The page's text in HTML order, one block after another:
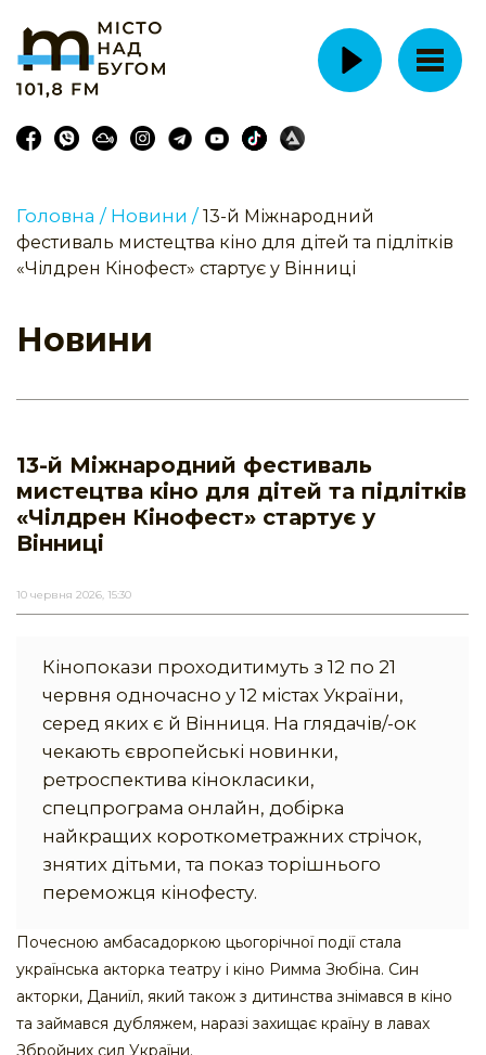
Головна / Новини / 13-й Міжнародний
фестиваль мистецтва кіно для дітей та підлітків
«Чілдрен Кінофест» стартує у Вінниці
Новини
13-й Міжнародний фестиваль
мистецтва кіно для дітей та підлітків
«Чілдрен Кінофест» стартує у
Вінниці
10 червня 2026, 15:30
Кінопокази проходитимуть з 12 по 21
червня одночасно у 12 містах України,
серед яких є й Вінниця. На глядачів/-ок
чекають європейські новинки,
ретроспектива кінокласики,
спецпрограма онлайн, добірка
найкращих короткометражних стрічок,
знятих дітьми, та показ торішнього
переможця кінофесту.
Почесною амбасадоркою цьогорічної події стала
українська акторка театру і кіно Римма Зюбіна. Син
акторки, Даниїл, який також з дитинства знімався в кіно
та займався дубляжем, наразі захищає країну в лавах
Збройних сил України.